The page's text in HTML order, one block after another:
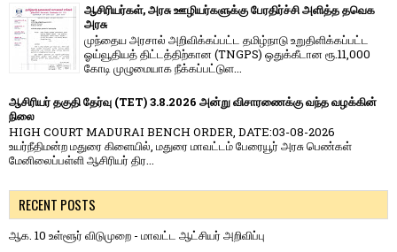
ஆசிரியர்கள், அரசு ஊழியர்களுக்கு பேரதிர்ச்சி அளித்த தவெக
அரசு
முந்தைய அரசால் அறிவிக்கப்பட்ட தமிழ்நாடு உறுதிளிக்கப்பட்ட
ஓய்வூதியத் திட்டத்திற்கான (TNGPS) ஒதுக்கீடான ரூ.11,000
கோடி முழுமையாக நீக்கப்பட்டுள...
ஆசிரியர் தகுதி தேர்வு (TET) 3.8.2026 அன்று விசாரணைக்கு வந்த வழக்கின்
நிலை
HIGH COURT MADURAI BENCH ORDER, DATE:03-08-2026
உயர்நீதிமன்ற மதுரை கிளையில், மதுரை மாவட்டம் பேரையூர் அரசு பெண்கள்
மேனிலைப்பள்ளி ஆசிரியர் திர...
RECENT POSTS
ஆக. 10 உள்ளூர் விடுமுறை - மாவட்ட ஆட்சியர் அறிவிப்பு